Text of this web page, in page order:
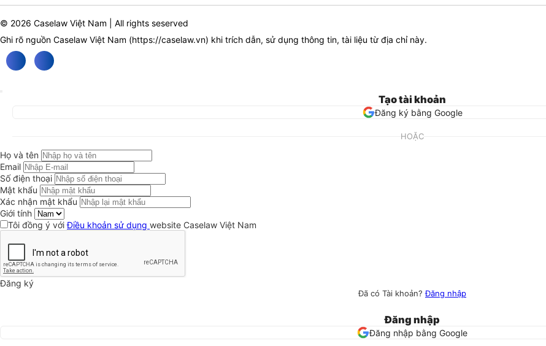
© 2026 Caselaw Việt Nam | All rights seserved
Ghi rõ nguồn Caselaw Việt Nam (https://caselaw.vn) khi trích dẫn, sử dụng thông tin, tài liệu từ địa chỉ này.
Tạo tài khoản
Đăng ký bằng Google
HOẶC
Họ và tên
Email
Số điện thoại
Mật khẩu
Xác nhận mật khẩu
Giới tính
Tôi đồng ý vớiĐiều khoản sử dụng website Caselaw Việt Nam
Đăng ký
Đã có Tài khoản?Đăng nhập
Đăng nhập
Đăng nhập bằng Google